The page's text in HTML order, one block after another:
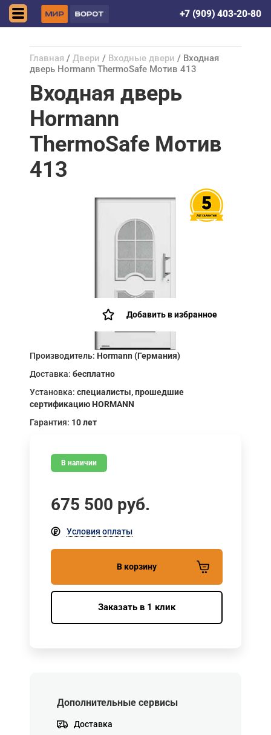
+7 (909) 403-20-80
Главная / Двери / Входные двери / Входная
дверь Hormann ThermoSafe Мотив 413
Входная дверь
Hormann
ThermoSafe Мотив
413
Добавить в избранное
Производитель: Hormann (Германия)
Доставка: бесплатно
Установка: специалисты, прошедшие
сертификацию HORMANN
Гарантия: 10 лет
В наличии
675 500 руб.
Условия оплаты
В корзину
Заказать в 1 клик
Дополнительные сервисы
Доставка